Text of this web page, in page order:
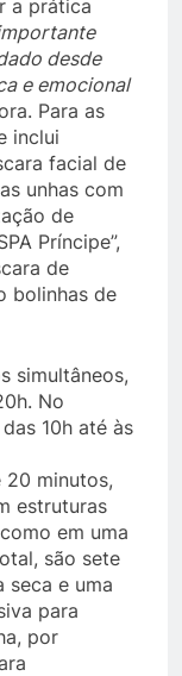
a prática
desde
e emocional
Para as
inclui
facial de
unhas com
de
Príncipe”,
de
bolinhas de
simultâneos,
No
10h até às
minutos,
estruturas
em uma
são sete
seca e uma
para
por